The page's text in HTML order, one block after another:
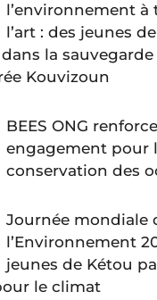
l’environnement à
l’art : des jeunes
la sauvegarde
Kouvizoun
BEES ONG
engagement pour
conservation des
Journée mondiale
l’Environnement
jeunes de Kétou
le climat